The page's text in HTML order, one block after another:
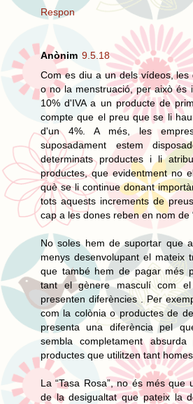
Respon
Anònim 9.5.18
Com es diu a un dels vídeos,
o no la menstruació, per això és
10% d'IVA a un producte de
compte que el preu que se li
d'un 4%. A més, les
suposadament estem
determinats productes i li
productes, que evidentment no
què se li continue donant
tots aquests increments de
cap a les dones reben en nom de
No soles hem de suportar que
menys desenvolupant el mateix
que també hem de pagar més
tant el gènere masculí com
presenten diferències . Per
com la colònia o productes de
presenta una diferència pel
sembla completament
productes que utilitzen tant
La “Tasa Rosa”, no és més que
de la desigualtat que pateix la